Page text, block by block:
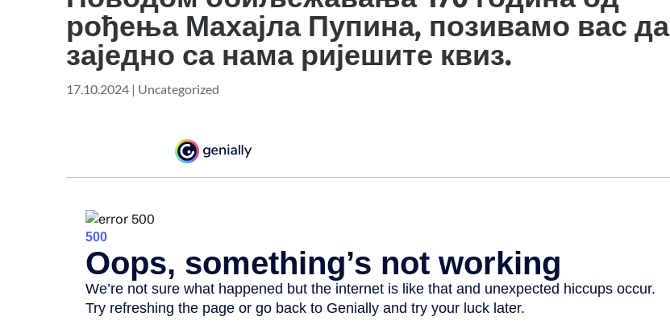
рођења Махајла Пупина, позивамо вас да
заједно са нама ријешите квиз.
17.10.2024 | Uncategorized